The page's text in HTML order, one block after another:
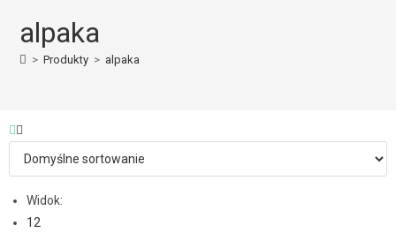
alpaka
> Produkty > alpaka
Widok:
12